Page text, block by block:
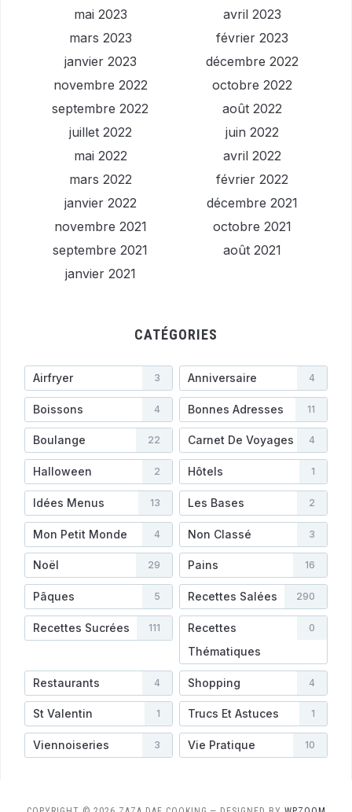
mai 2023
avril 2023
mars 2023
février 2023
janvier 2023
décembre 2022
novembre 2022
octobre 2022
septembre 2022
août 2022
juillet 2022
juin 2022
mai 2022
avril 2022
mars 2022
février 2022
janvier 2022
décembre 2021
novembre 2021
octobre 2021
septembre 2021
août 2021
janvier 2021
CATÉGORIES
Airfryer 3 Anniversaire 4
Boissons 4 Bonnes Adresses 11
Boulange 22 Carnet De Voyages 4
Halloween 2 Hôtels 1
Idées Menus 13 Les Bases 2
Mon Petit Monde 4 Non Classé 3
Noël 29 Pains 16
Pâques 5 Recettes Salées 290
Recettes Sucrées 111
Recettes
Thématiques
0
Restaurants 4 Shopping 4
St Valentin 1 Trucs Et Astuces 1
Viennoiseries 3 Vie Pratique 10